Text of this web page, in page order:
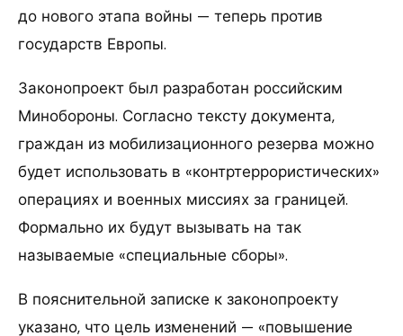
до нового этапа войны — теперь против
государств Европы.
Законопроект был разработан российским
Минобороны. Согласно тексту документа,
граждан из мобилизационного резерва можно
будет использовать в «контртеррористических»
операциях и военных миссиях за границей.
Формально их будут вызывать на так
называемые «специальные сборы».
В пояснительной записке к законопроекту
указано, что цель изменений — «повышение